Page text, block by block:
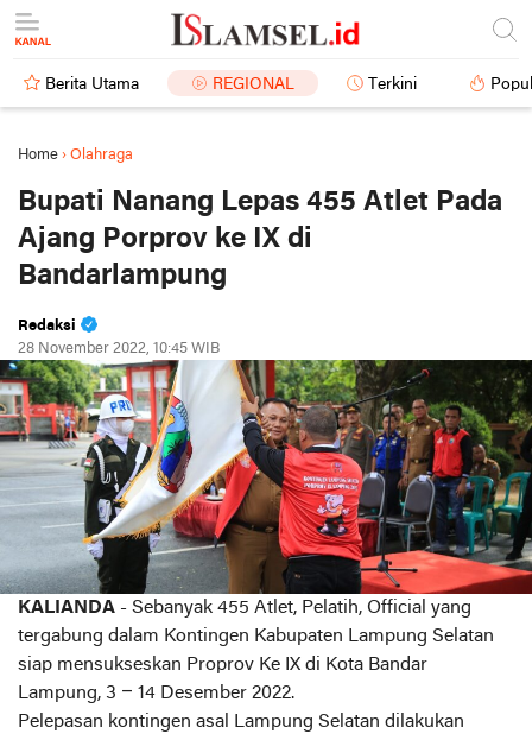
Berita Utama REGIONAL Terkini
Home › Olahraga
Bupati Nanang Lepas 455 Atlet Pada
Ajang Porprov ke IX di
Bandarlampung
Redaksi
28 November 2022, 10:45 WIB
KALIANDA - Sebanyak 455 Atlet, Pelatih, Official yang
tergabung dalam Kontingen Kabupaten Lampung Selatan
siap mensukseskan Proprov Ke IX di Kota Bandar
Lampung, 3 – 14 Desember 2022.
Pelepasan kontingen asal Lampung Selatan dilakukan